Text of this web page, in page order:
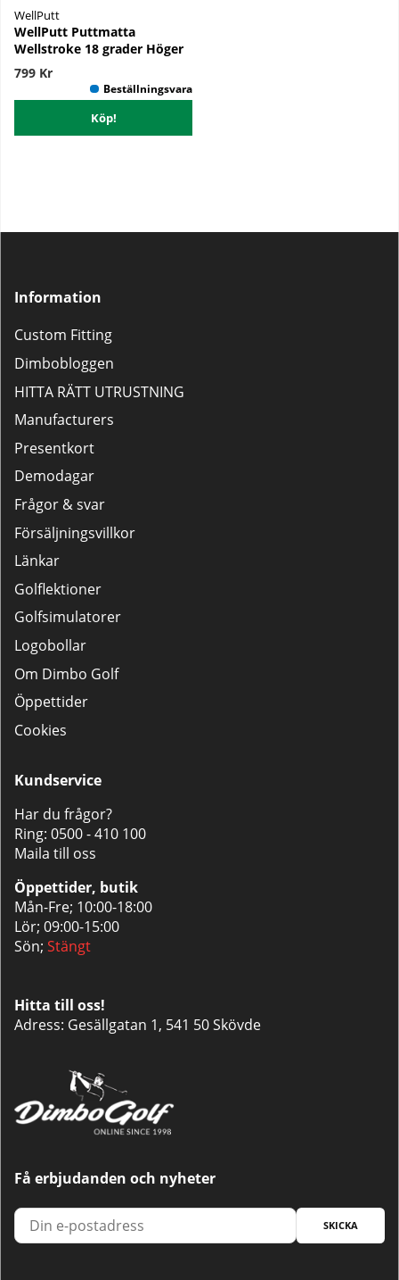
WellPutt
WellPutt Puttmatta
Wellstroke 18 grader Höger
799 Kr
Köp!
Information
Custom Fitting
Dimbobloggen
HITTA RÄTT UTRUSTNING
Manufacturers
Presentkort
Demodagar
Frågor & svar
Försäljningsvillkor
Länkar
Golflektioner
Golfsimulatorer
Logobollar
Om Dimbo Golf
Öppettider
Cookies
Kundservice
Har du frågor?
Ring: 0500 - 410 100
Maila till oss
Öppettider, butik
Mån-Fre; 10:00-18:00
Lör; 09:00-15:00
Sön; Stängt
Hitta till oss!
Adress: Gesällgatan 1, 541 50 Skövde
Få erbjudanden och nyheter
SKICKA